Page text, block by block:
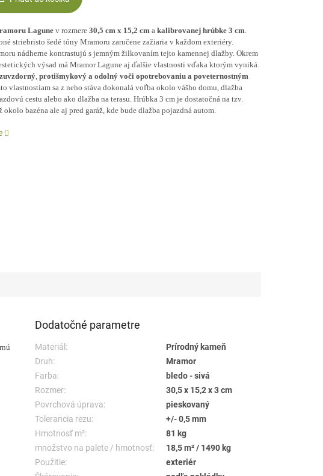
Lagunev rozmere 30,5 cm x 15,2 cm a kalibrovanej hrúbke 3 cm.
striebristo šedé tóny Mramoru zaručene zažiaria v každom exteriéry.
nádherne kontrastujú s jemným žilkovaním tejto kamennej dlažby. Okrem
výsad má Mramor Lagune aj ďalšie vlastnosti vďaka ktorým vyniká.
, protišmykový a odolný voči opotrebovaniu a poveternostným
vlastnostiam sa z neho stáva dokonalá voľba okolo vášho domu, dlažba
cestu alebo ako dlažba na terasu. Hrúbka 3 cm je dostatočná na tzv.
bazéna ale aj pred garáž, kde bude dlažba pojazdná autom.
Dodatočné parametre
Materiál:
Prírodný kameň
Druh:
Mramor
Farba:
bledo - sivá
Rozmer:
30,5 x 15,2 x 3 cm
Povrchová úprava:
pieskovaný
Tolerancia rezu:
+/- 0,5 mm
Hmotnosť m²:
81 kg
množstvo na palete / hmotnosť:
18,5 m² / 1490 kg
Použitie:
exteriér